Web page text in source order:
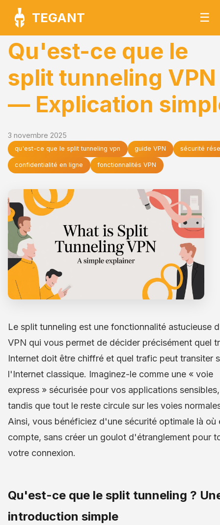
TEGANT ☰
Qu'est-ce que le
split tunneling VPN
— Explication
3 novembre 2025
qu'est-ce que le split tunneling vpn guide VPN sécurité
confidentialité en ligne fonctionnalités VPN
Le split tunneling est une fonctionnalité astucieuse
VPN qui vous permet de décider précisément quel
Internet doit être chiffré et quel trafic peut transiter
l'Internet classique. Imaginez-le comme une « voie
express » sécurisée pour vos applications sensibles,
tandis que tout le reste circule sur les voies
Ainsi, vous bénéficiez d'une sécurité optimale là où
compte, sans créer un goulot d'étranglement pour
votre connexion.
Qu'est-ce que le split tunneling ?
introduction simple